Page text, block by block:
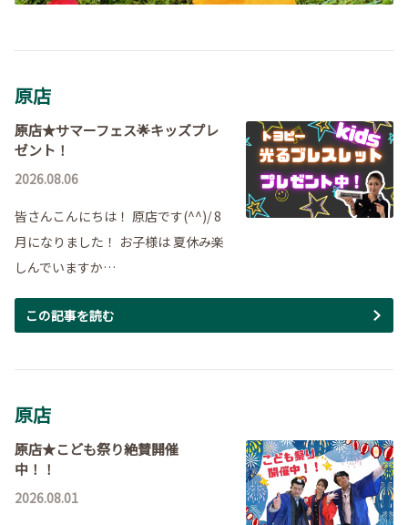
原店
原店★サマーフェス🌟キッズプレ
ゼント！
2026.08.06
皆さんこんにちは！ 原店です(^^)/ 8
月になりました！ お子様は 夏休み楽
しんでいますか…
この記事を読む
原店
原店★こども祭り絶賛開催
中！！
2026.08.01